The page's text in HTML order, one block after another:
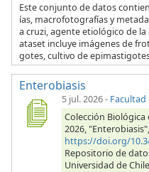
Este conjunto de datos
ías, macrofotografías y
a cruzi, agente etiológico de la
ataset incluye imágenes de
gotes, cultivo de
Enterobiasis
5 jul. 2026- Facultad
Colección Biológica
2026, "Enterobiasis",
https://doi.org/
Repositorio de
Universidad de